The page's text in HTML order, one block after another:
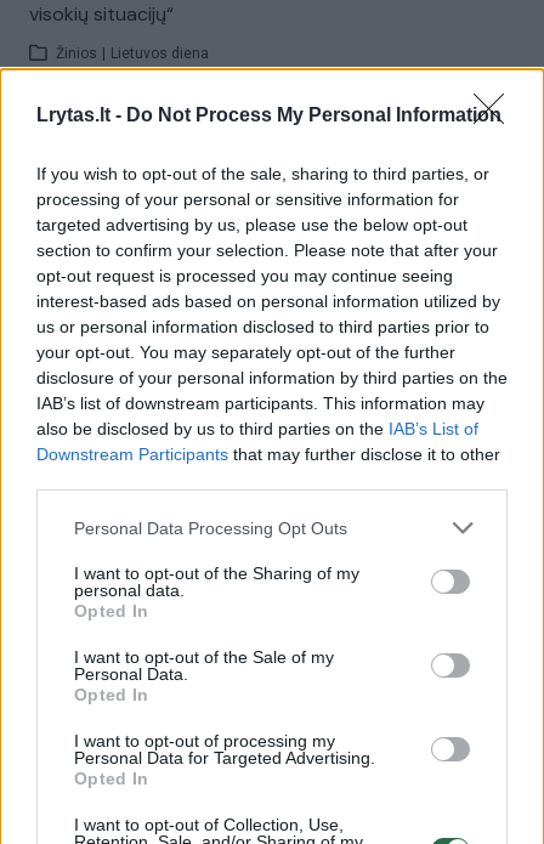
Lrytas.lt - Do Not Process My Personal Information
If you wish to opt-out of the sale, sharing to third parties, or
processing of your personal or sensitive information for
targeted advertising by us, please use the below opt-out
section to confirm your selection. Please note that after your
opt-out request is processed you may continue seeing
interest-based ads based on personal information utilized by
us or personal information disclosed to third parties prior to
your opt-out. You may separately opt-out of the further
disclosure of your personal information by third parties on the
IAB’s list of downstream participants. This information may
also be disclosed by us to third parties on the IAB’s List of
Downstream Participants that may further disclose it to other
Personal Data Processing Opt Outs
I want to opt-out of the Sharing of my
personal data.
Opted In
I want to opt-out of the Sale of my
Personal Data.
Opted In
I want to opt-out of processing my
Personal Data for Targeted Advertising.
Opted In
I want to opt-out of Collection, Use,
visokių situacijų“
Žinios Lietuvos diena
Mindaugas Sinkevičius?
Laidos | Lietuva tiesiogiai
Visi įrašai
Žiūrimiausi įrašai
Pateikė daugiau detalių apie iš tėvų paimtus šešis
vaikus: jiems kilusi grėsmė
vaiko gyvybių išgelbėti nepavyko
Nufilmavo, kaip patvino Vilniaus Vakarinis aplinkkelis:
vaizdas pribloškia